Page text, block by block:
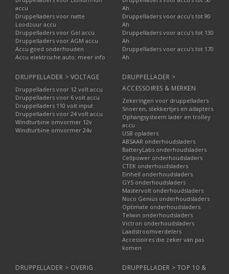
accu
Druppelladers voor natte
Loodzuur accu
Druppelladers voor Gel accu
Druppelladers voor AGM accu
Accu goed onderhouden
Accu elektrische auto: meer info
Ah
Druppelladers voor accu’s tot 90
Ah
Druppelladers voor accu’s tot 130
Ah
Druppelladers voor accu’s tot 170
Ah
DRUPPELLADER > VOLTAGE
Druppelladers voor 12 volt accu
Druppelladers voor 6 volt accu
Druppelladers 110 volt input
Druppelladers voor 24 volt accu
Windturbine omvormer 12v
Windturbine omvormer 24v
DRUPPELLADER >
ACCESSOIRES & MERKEN
Zekeringen voor druppelladers
Snoeren, stekkertjes en adapters
Ophangsysteem lader en trolley
accu
USB opladers
ABSAAR onderhoudsladers
BatteryLabs onderhoudsladers
Cellpower onderhoudsladers
CTEK onderhoudsladers
Einhell onderhoudsladers
GYS onderhoudsladers
Mastervolt onderhoudsladers
Noco Genius onderhoudsladers
Optimate onderhoudsladers
Telwin onderhoudsladers
Victron onderhoudsladers
Laadstroomverdelers
Accessoires die zeker van pas
komen
DRUPPELLADER > OVERIG
DRUPPELLADER > TOP 10 &